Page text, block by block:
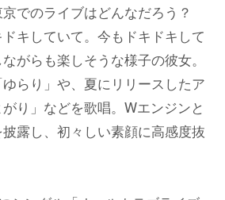
でのライブはどんなだろう？
キしていて。今もドキドキして
がらも楽しそうな様子の彼女。
らり」や、夏にリリースしたア
り」などを歌唱。Wエンジンと
露し、初々しい素顔に高感度抜